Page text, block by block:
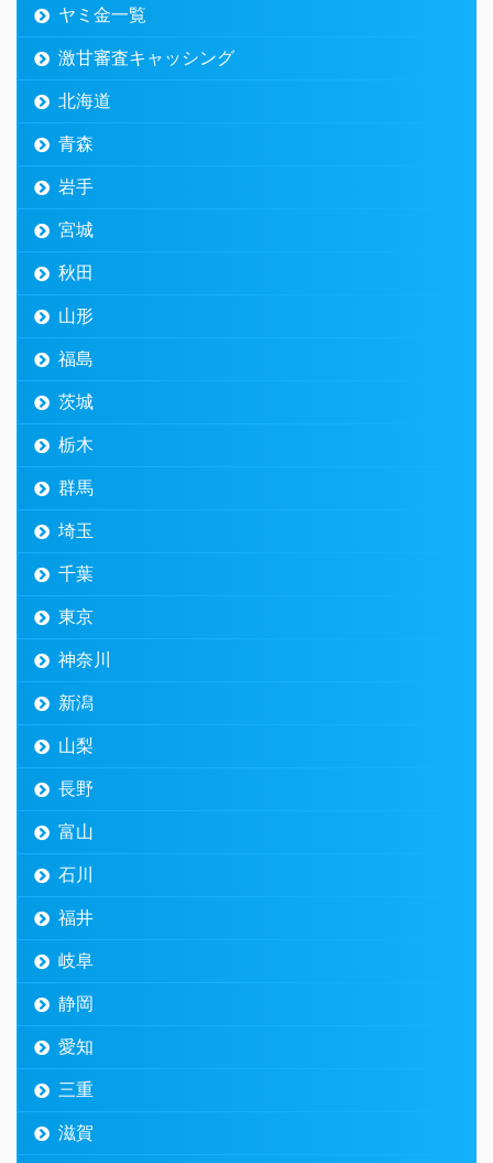
ヤミ金一覧
激甘審査キャッシング
北海道
青森
岩手
宮城
秋田
山形
福島
茨城
栃木
群馬
埼玉
千葉
東京
神奈川
新潟
山梨
長野
富山
石川
福井
岐阜
静岡
愛知
三重
滋賀